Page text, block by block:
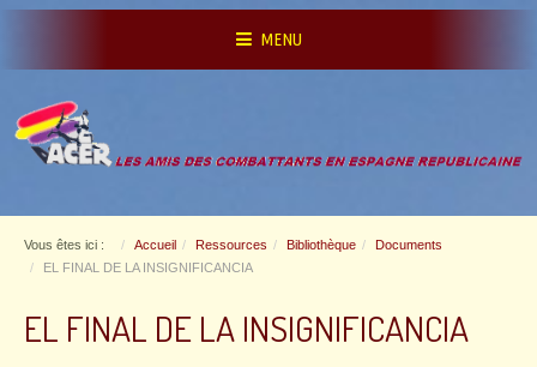
MENU
Vous êtes ici : Accueil Ressources Bibliothèque
Documents
EL FINAL DE LA INSIGNIFICANCIA
EL FINAL DE LA INSIGNIFICANCIA